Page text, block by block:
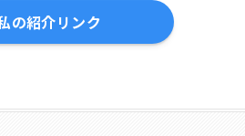
の紹介リンク